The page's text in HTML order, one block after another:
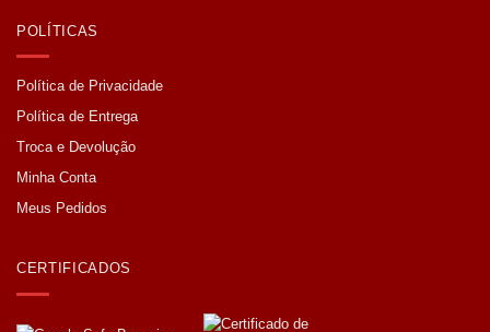
POLÍTICAS
Política de Privacidade
Política de Entrega
Troca e Devolução
Minha Conta
Meus Pedidos
CERTIFICADOS